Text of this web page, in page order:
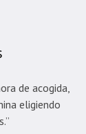
de acogida,
eligiendo